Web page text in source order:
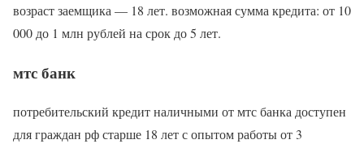
возраст заемщика — 18 лет. возможная сумма кредита: от 10
000 до 1 млн рублей на срок до 5 лет.
мтс банк
потребительский кредит наличными от мтс банка доступен
для граждан рф старше 18 лет с опытом работы от 3